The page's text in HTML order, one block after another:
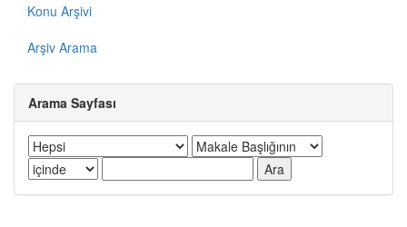
Konu Arşivi
Arşiv Arama
Arama Sayfası